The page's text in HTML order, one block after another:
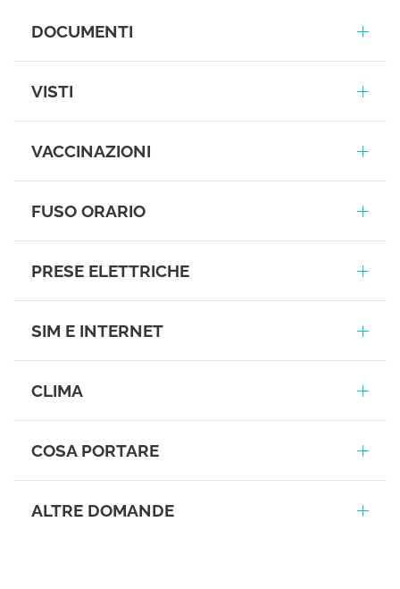
DOCUMENTI
VISTI
VACCINAZIONI
FUSO ORARIO
PRESE ELETTRICHE
SIM E INTERNET
CLIMA
COSA PORTARE
ALTRE DOMANDE